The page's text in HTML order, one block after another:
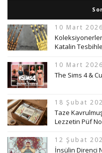
10 Mart 2026
Katalin
10 Mart 2026
The Sims 4 &
18 Şubat
Taze
Lezzetin Püf
12 Şubat
İnsülin Direnci